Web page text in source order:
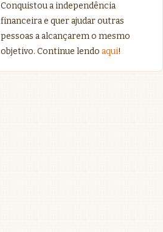
Conquistou a independência
financeira e quer ajudar outras
pessoas a alcançarem o mesmo
objetivo. Continue lendo aqui!